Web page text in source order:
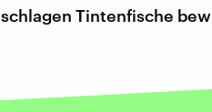
schlagen Tintenfische